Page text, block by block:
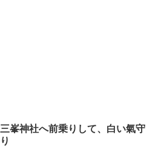
三峯神社へ前乗りして、白い氣守
り